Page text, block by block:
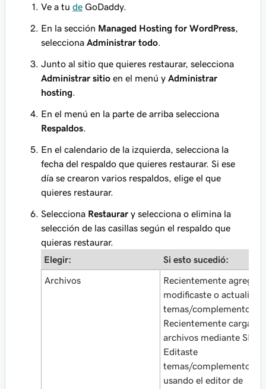
Ve a tu de GoDaddy.
En la sección Managed Hosting for WordPress
selecciona Administrar todo
Junto al sitio que quieres restaurar, selecciona
Administrar sitio en el menú y Administrar
hosting
En el menú en la parte de arriba selecciona
Respaldos
En el calendario de la izquierda, selecciona la
fecha del respaldo que quieres restaurar. Si ese
día se crearon varios respaldos, elige el que
quieres restaurar.
Selecciona Restaurar y selecciona o elimina la
selección de las casillas según el respaldo que
quieras restaurar.
Elegir:
Si esto sucedió:
Archivos
Recientemente
modificaste o
temas/complementos.
Recientemente cargaste
archivos mediante SFTP.
Editaste
temas/complementos
usando el editor de